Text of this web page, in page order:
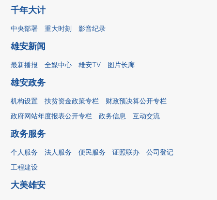
千年大计
中央部署 重大时刻 影音纪录
雄安新闻
最新播报 全媒中心 雄安TV 图片长廊
雄安政务
机构设置 扶贫资金政策专栏
财政预决算公开专栏
政府网站年度报表公开专栏
政务信息 互动交流
政务服务
个人服务 法人服务 便民服务 证照联办
公司登记
工程建设
大美雄安